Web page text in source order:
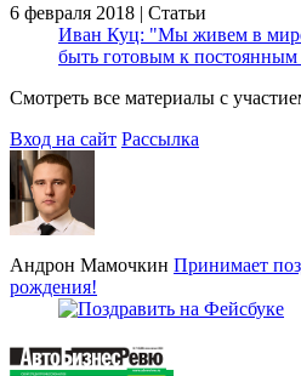
6 февраля 2018 | Статьи
Иван Куц: "Мы живем в
быть готовым к
Смотреть все материалы с
Вход на сайт Рассылка
Андрон Мамочкин Принимает
рождения!